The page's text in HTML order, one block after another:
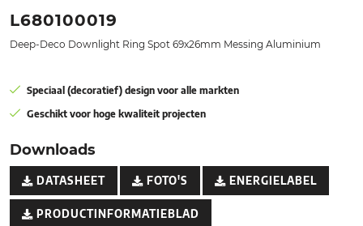
L680100019
Deep-Deco Downlight Ring Spot 69x26mm Messing Aluminium
Speciaal (decoratief) design voor alle markten
Geschikt voor hoge kwaliteit projecten
Downloads
DATASHEET FOTO'S ENERGIELABEL
PRODUCTINFORMATIEBLAD